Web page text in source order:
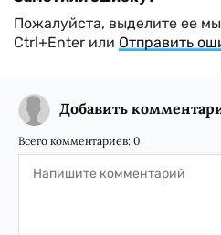
Пожалуйста, выделите ее
Ctrl+Enter или Отправить
Добавить
Всего комментариев: 0